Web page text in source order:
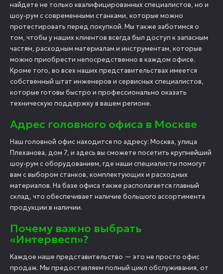
найдете не только квалифицированных специалистов, но и
шоу-рум с современными станками, которые можно
протестировать перед покупкой. Мы также заботимся о
том, чтобы у наших клиентов всегда был доступ к запасным
частям, расходным материалам и инструментам, которые
можно приобрести непосредственно в каждом офисе.
Кроме того, во всех наших представительствах имеется
собственный штат инженеров и сервисных специалистов,
которые готовы быстро и профессионально оказать
техническую поддержку в вашем регионе.
Адрес головного офиса в Москве
Наш головной офис находится по адресу: Москва, улица
Плеханова, дом 7, и здесь вы сможете посетить крупнейший
шоу-рум с оборудованием, где наши специалисты помогут
вам с выбором станков, комплектующих и расходных
материалов. На базе офиса также располагается главный
склад, что обеспечивает наличие большого ассортимента
продукции в наличии.
Почему важно выбрать
«Интервесп»?
Каждое наше представительство — это не просто офис
продаж. Мы предоставляем полный цикл обслуживания, от